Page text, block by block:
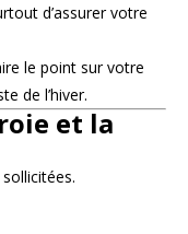
d’assurer votre
le point sur votre
de l’hiver.
et la